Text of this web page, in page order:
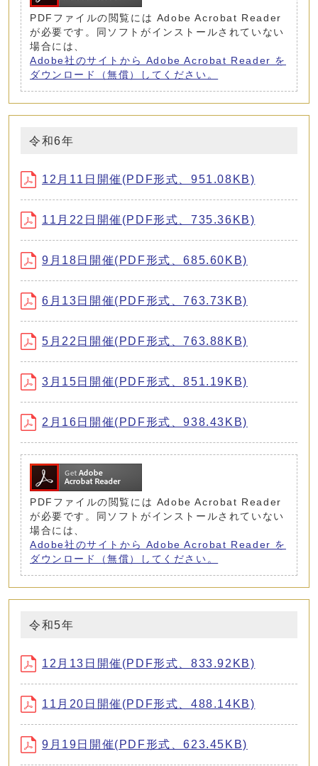
PDFファイルの閲覧には Adobe Acrobat Reader
が必要です。同ソフトがインストールされていない
場合には、
Adobe社のサイトから Adobe Acrobat Reader を
ダウンロード（無償）してください。
令和6年
12月11日開催(PDF形式、951.08KB)
11月22日開催(PDF形式、735.36KB)
9月18日開催(PDF形式、685.60KB)
6月13日開催(PDF形式、763.73KB)
5月22日開催(PDF形式、763.88KB)
3月15日開催(PDF形式、851.19KB)
2月16日開催(PDF形式、938.43KB)
PDFファイルの閲覧には Adobe Acrobat Reader
が必要です。同ソフトがインストールされていない
場合には、
Adobe社のサイトから Adobe Acrobat Reader を
ダウンロード（無償）してください。
令和5年
12月13日開催(PDF形式、833.92KB)
11月20日開催(PDF形式、488.14KB)
9月19日開催(PDF形式、623.45KB)